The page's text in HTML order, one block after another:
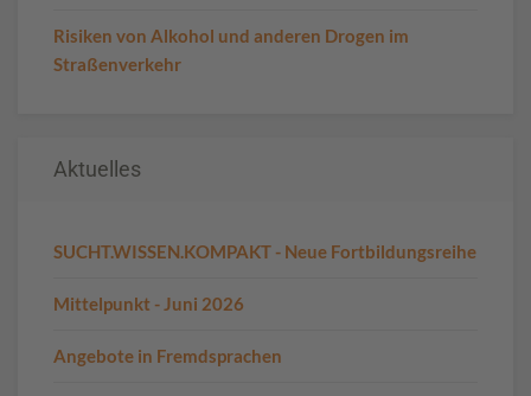
Risiken von Alkohol und anderen Drogen im
Straßenverkehr
Aktuelles
SUCHT.WISSEN.KOMPAKT - Neue Fortbildungsreihe
Mittelpunkt - Juni 2026
Angebote in Fremdsprachen